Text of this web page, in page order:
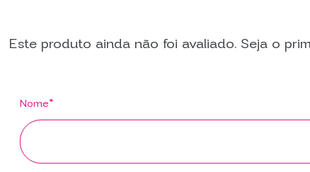
Este produto ainda não foi avaliado. Seja o
Nome*